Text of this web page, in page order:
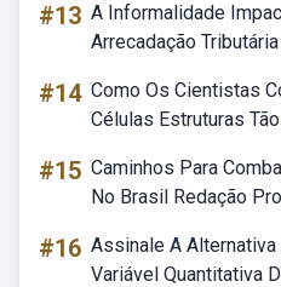
#13 A Informalidade
Arrecadação
#14 Como Os Cientistas
Células Estruturas
#15 Caminhos Para
No Brasil Redação
#16 Assinale A
Variável Quantitativa